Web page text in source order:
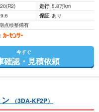
(R2) 走行 5.8万km
保証 あり
点検整備有
今すぐ
確認・見積依頼
（3DA-KF2P）